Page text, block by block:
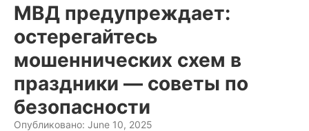
МВД предупреждает:
остерегайтесь
мошеннических схем в
праздники — советы по
безопасности
Опубликовано: June 10, 2025